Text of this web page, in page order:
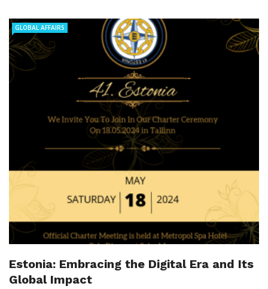
GLOBAL AFFAIRS
Estonia: Embracing the Digital Era and Its
Global Impact